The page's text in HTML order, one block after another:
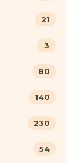
21
3
80
140
230
54